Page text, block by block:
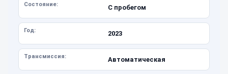
Состояние: С пробегом
Год: 2023
Трансмиссия: Автоматическая